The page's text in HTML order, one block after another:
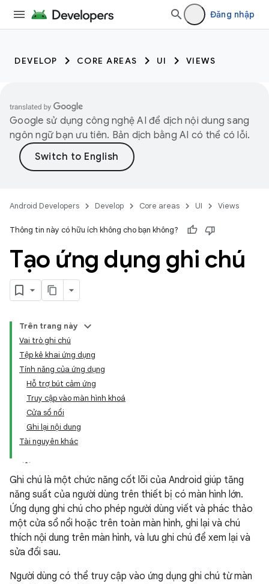
Đăng nhập
DEVELOP CORE AREAS UI VIEWS
Google sử dụng công nghệ AI để dịch nội dung sang
ngôn ngữ bạn ưu tiên. Bản dịch bằng AI có thể có lỗi.
Android Developers Develop Core areas UI Views
Thông tin này có hữu ích không cho bạn không?
Tạo ứng dụng ghi chú
Trên trang này
Vai trò ghi chú
Tệp kê khai ứng dụng
Tính năng của ứng dụng
Hỗ trợ bút cảm ứng
Truy cập vào màn hình khoá
Cửa sổ nổi
Ghi lại nội dung
Tài nguyên khác
Ghi chú là một chức năng cốt lõi của Android giúp tăng
năng suất của người dùng trên thiết bị có màn hình lớn.
Ứng dụng ghi chú cho phép người dùng viết và phác thảo
một cửa sổ nổi hoặc trên toàn màn hình, ghi lại và chú
thích nội dung trên màn hình, và lưu ghi chú để xem lại và
sửa đổi sau.
Người dùng có thể truy cập vào ứng dụng ghi chú từ màn